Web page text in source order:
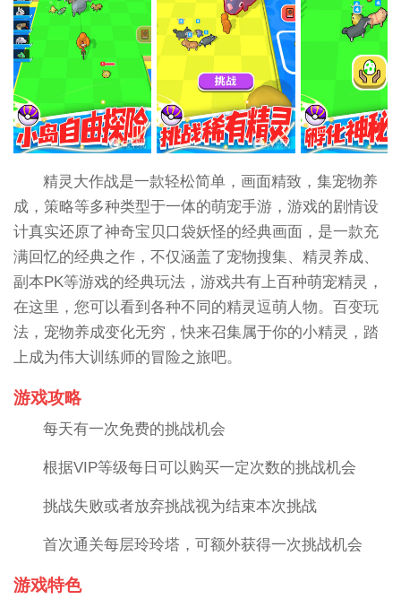
精灵大作战是一款轻松简单，画面精致，集宠物养
成，策略等多种类型于一体的萌宠手游，游戏的剧情设
计真实还原了神奇宝贝口袋妖怪的经典画面，是一款充
满回忆的经典之作，不仅涵盖了宠物搜集、精灵养成、
副本PK等游戏的经典玩法，游戏共有上百种萌宠精灵，
在这里，您可以看到各种不同的精灵逗萌人物。百变玩
法，宠物养成变化无穷，快来召集属于你的小精灵，踏
上成为伟大训练师的冒险之旅吧。
游戏攻略
每天有一次免费的挑战机会
根据VIP等级每日可以购买一定次数的挑战机会
挑战失败或者放弃挑战视为结束本次挑战
首次通关每层玲玲塔，可额外获得一次挑战机会
游戏特色